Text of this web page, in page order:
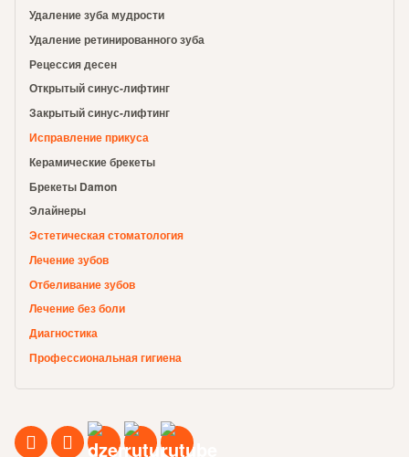
Удаление зуба мудрости
Удаление ретинированного зуба
Рецессия десен
Открытый синус-лифтинг
Закрытый синус-лифтинг
Исправление прикуса
Керамические брекеты
Брекеты Damon
Элайнеры
Эстетическая стоматология
Лечение зубов
Отбеливание зубов
Лечение без боли
Диагностика
Профессиональная гигиена